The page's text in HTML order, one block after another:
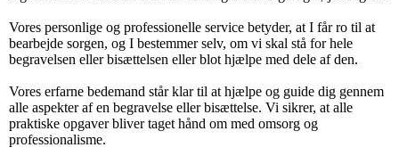
Vores personlige og professionelle service betyder, at I får ro til at
bearbejde sorgen, og I bestemmer selv, om vi skal stå for hele
begravelsen eller bisættelsen eller blot hjælpe med dele af den.
Vores erfarne bedemand står klar til at hjælpe og guide dig gennem
alle aspekter af en begravelse eller bisættelse. Vi sikrer, at alle
praktiske opgaver bliver taget hånd om med omsorg og
professionalisme.